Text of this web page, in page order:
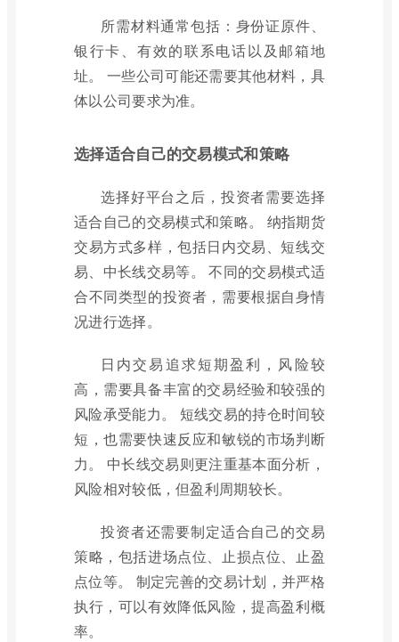
所需材料通常包括：身份证原件、
银行卡、有效的联系电话以及邮箱地
址。 一些公司可能还需要其他材料，具
体以公司要求为准。
选择适合自己的交易模式和策略
选择好平台之后，投资者需要选择
适合自己的交易模式和策略。 纳指期货
交易方式多样，包括日内交易、短线交
易、中长线交易等。 不同的交易模式适
合不同类型的投资者，需要根据自身情
况进行选择。
日内交易追求短期盈利，风险较
高，需要具备丰富的交易经验和较强的
风险承受能力。 短线交易的持仓时间较
短，也需要快速反应和敏锐的市场判断
力。 中长线交易则更注重基本面分析，
风险相对较低，但盈利周期较长。
投资者还需要制定适合自己的交易
策略，包括进场点位、止损点位、止盈
点位等。 制定完善的交易计划，并严格
执行，可以有效降低风险，提高盈利概
率。